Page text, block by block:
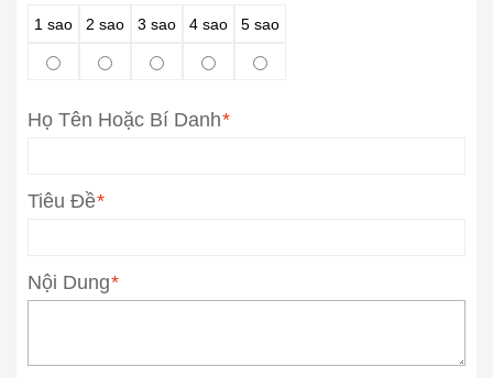
1 sao 2 sao 3 sao 4 sao 5 sao
*
Họ Tên Hoặc Bí Danh
*
Tiêu Đề
*
Nội Dung